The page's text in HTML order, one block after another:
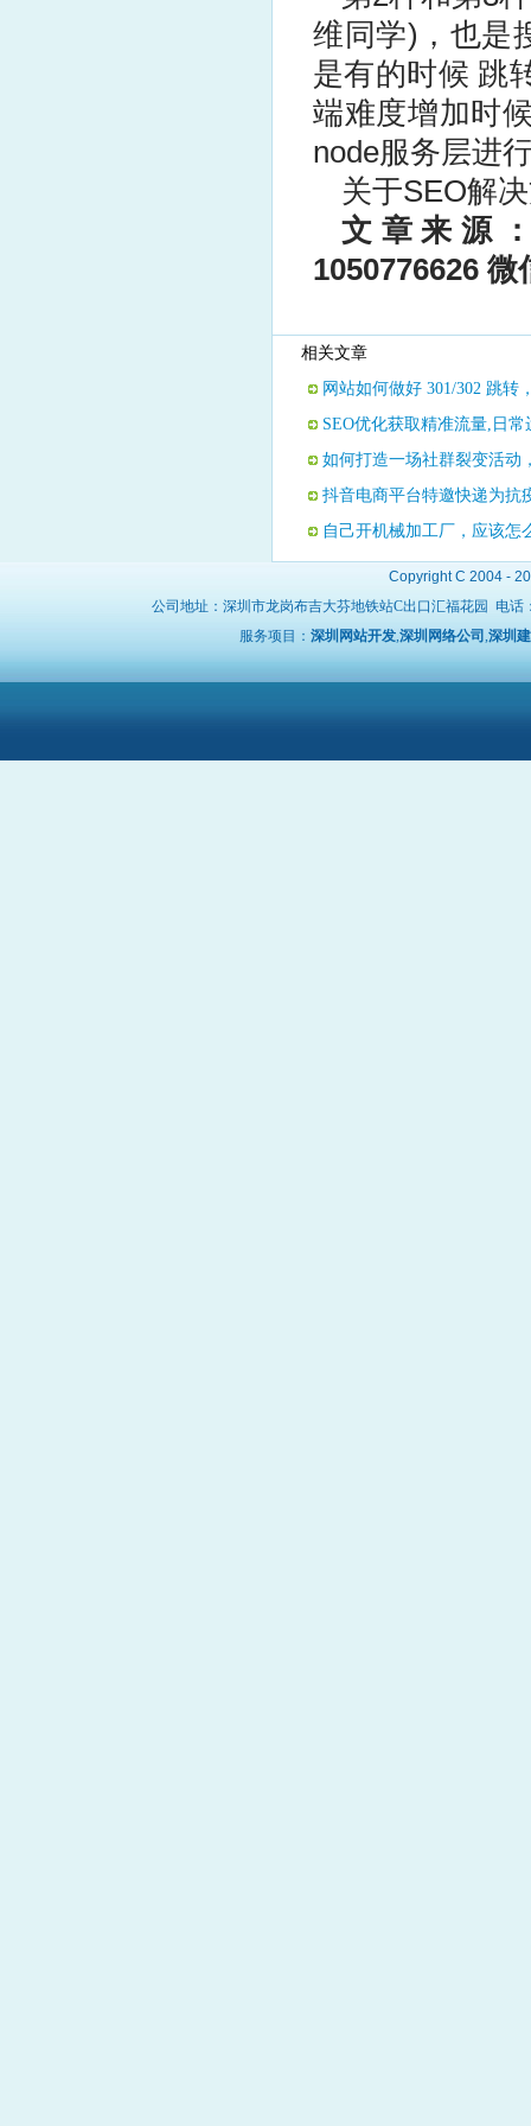
维同学)，也是
是有的时候 跳
端难度增加时
node服务层进
关于SEO解
文章来源
1050776626 微
相关文章
网站如何做好 301/302 跳转
SEO优化获取精准流量,日
如何打造一场社群裂变活动
抖音电商平台特邀快递为抗
自己开机械加工厂，应该怎
Copyright C 2004 -
公司地址：深圳市龙岗布吉大芬地铁站C出口汇福花园 电话
服务项目： 深圳网站开发,深圳网络公司 ,深圳